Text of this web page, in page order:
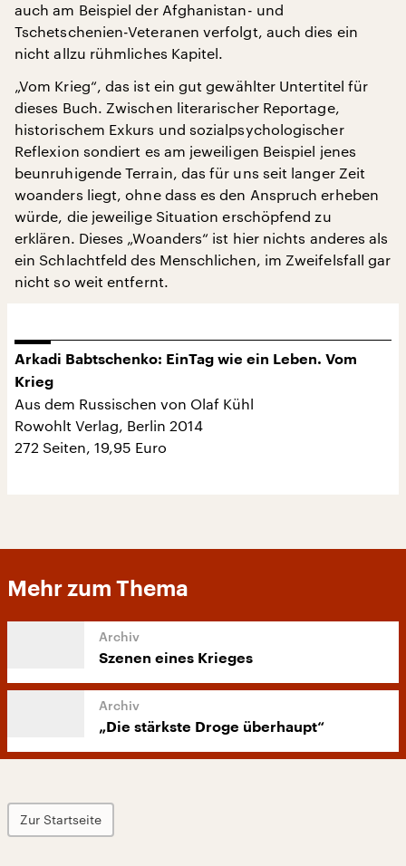
auch am Beispiel der Afghanistan- und
Tschetschenien-Veteranen verfolgt, auch dies ein
nicht allzu rühmliches Kapitel.
„Vom Krieg“, das ist ein gut gewählter Untertitel für
dieses Buch. Zwischen literarischer Reportage,
historischem Exkurs und sozialpsychologischer
Reflexion sondiert es am jeweiligen Beispiel jenes
beunruhigende Terrain, das für uns seit langer Zeit
woanders liegt, ohne dass es den Anspruch erheben
würde, die jeweilige Situation erschöpfend zu
erklären. Dieses „Woanders“ ist hier nichts anderes als
ein Schlachtfeld des Menschlichen, im Zweifelsfall gar
nicht so weit entfernt.
Arkadi Babtschenko: EinTag wie ein Leben. Vom
Krieg
Aus dem Russischen von Olaf Kühl
Rowohlt Verlag, Berlin 2014
272 Seiten, 19,95 Euro
Mehr zum Thema
Szenen eines Krieges
„Die stärkste Droge überhaupt“
Zur Startseite